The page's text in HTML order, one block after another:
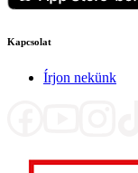
Kapcsolat
Írjon nekünk